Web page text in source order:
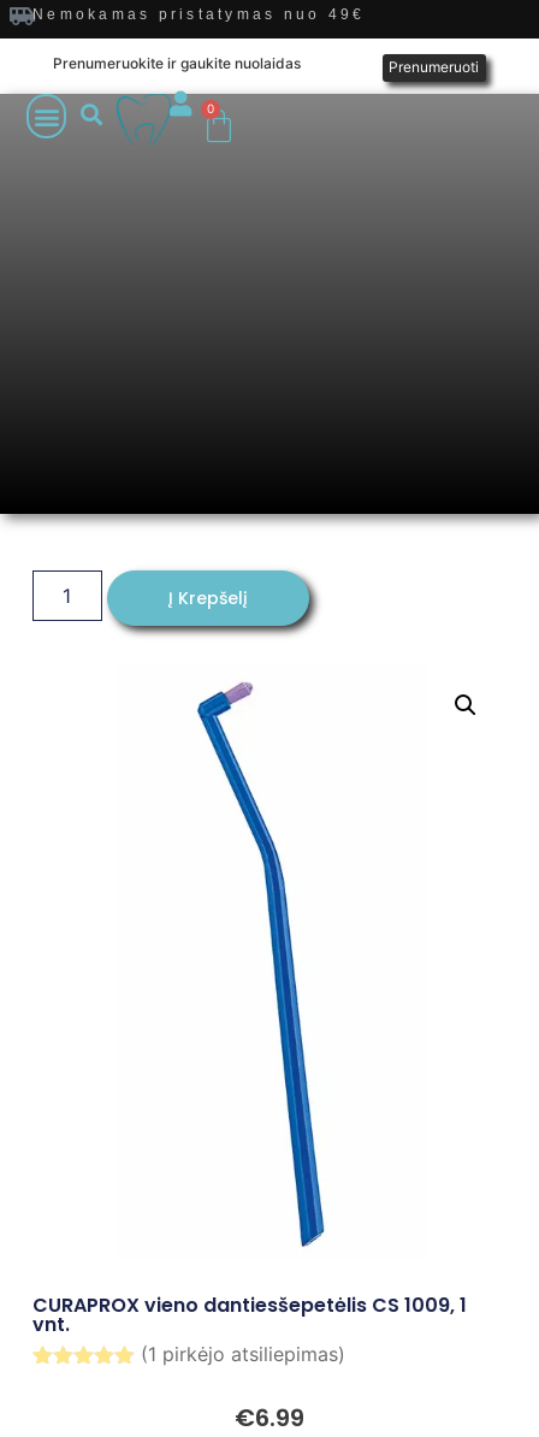
Nemokamas pristatymas nuo 49€
Prenumeruokite ir gaukite nuolaidas Prenumeruoti
0
(1 pirkėjo atsiliepimas)
CURAPROX vieno dantiesšepetėlis CS 1009, 1
vnt.
€6.99
Į Krepšelį